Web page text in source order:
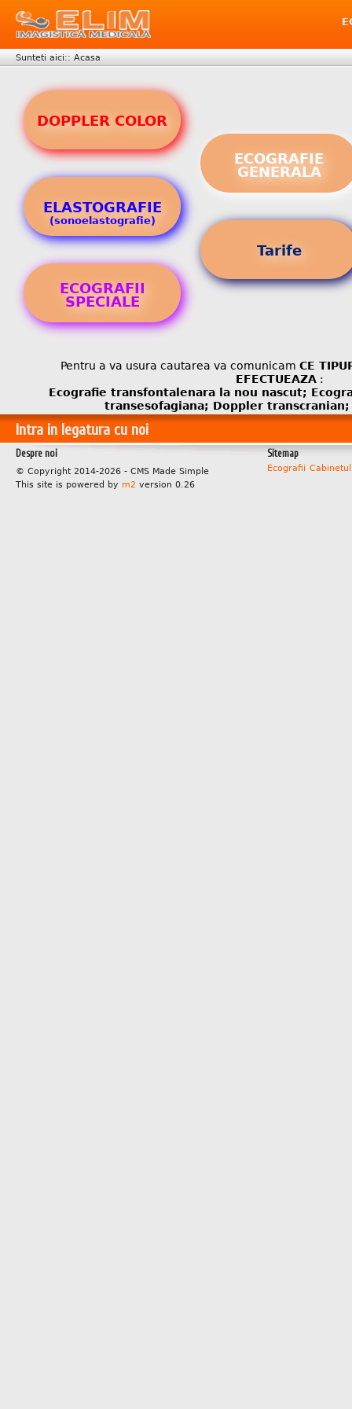
Sunteti aici:: Acasa
DOPPLER COLOR
ECOGRAFIE
GENERALA
ELASTOGRAFIE
(sonoelastografie)
ECOGRAFII
SPECIALE
Tarife
Pentru a va usura cautarea va comunicam CE
EFECTUEAZA:
Ecografie transfontalenara la nou nascut;
transesofagiana; Doppler
Intra in legatura cu noi
Despre noi
© Copyright 2014-2026 - CMS Made Simple
This site is powered by m2 version 0.26
Sitemap
Ecografii Cabinetul